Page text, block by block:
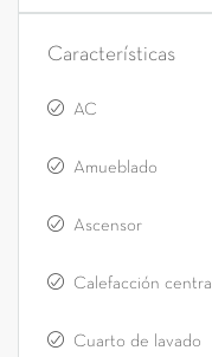
Características
AC
Amueblado
Ascensor
Calefacción central
Cuarto de lavado